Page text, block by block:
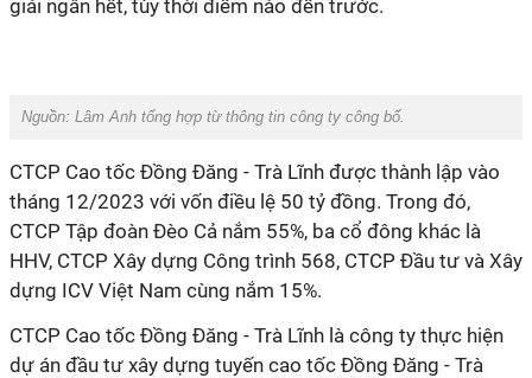
giải ngân hết, tùy thời điểm nào đến trước.
Nguồn: Lâm Anh tổng hợp từ thông tin công ty công bố.
CTCP Cao tốc Đồng Đăng - Trà Lĩnh được thành lập vào
tháng 12/2023 với vốn điều lệ 50 tỷ đồng. Trong đó,
CTCP Tập đoàn Đèo Cả nắm 55%, ba cổ đông khác là
HHV, CTCP Xây dựng Công trình 568, CTCP Đầu tư và Xây
dựng ICV Việt Nam cùng nắm 15%.
CTCP Cao tốc Đồng Đăng - Trà Lĩnh là công ty thực hiện
dự án đầu tư xây dựng tuyến cao tốc Đồng Đăng - Trà